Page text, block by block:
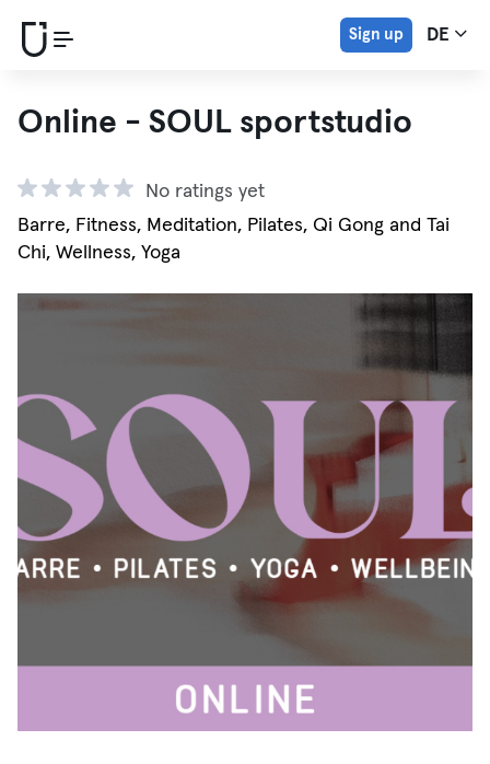
Sign up DE
Online - SOUL sportstudio
No ratings yet
Barre, Fitness, Meditation, Pilates, Qi Gong and Tai
Chi, Wellness, Yoga